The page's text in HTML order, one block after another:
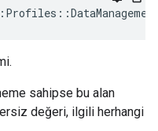
sahipse bu alan
değeri, ilgili herhangi